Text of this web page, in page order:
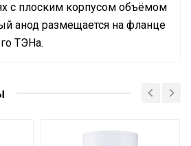
с плоским корпусом объёмом
анод размещается на фланце
ТЭНа.